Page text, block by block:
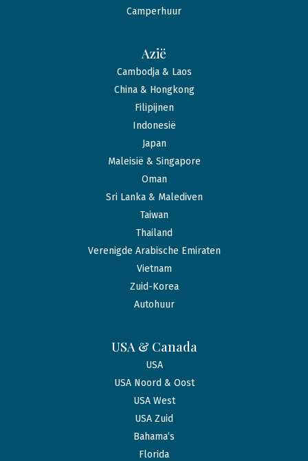
Camperhuur
Azië
Cambodja & Laos
China & Hongkong
Filipijnen
Indonesië
Japan
Maleisië & Singapore
Oman
Sri Lanka & Malediven
Taiwan
Thailand
Verenigde Arabische Emiraten
Vietnam
Zuid-Korea
Autohuur
USA & Canada
USA
USA Noord & Oost
USA West
USA Zuid
Bahama’s
Florida